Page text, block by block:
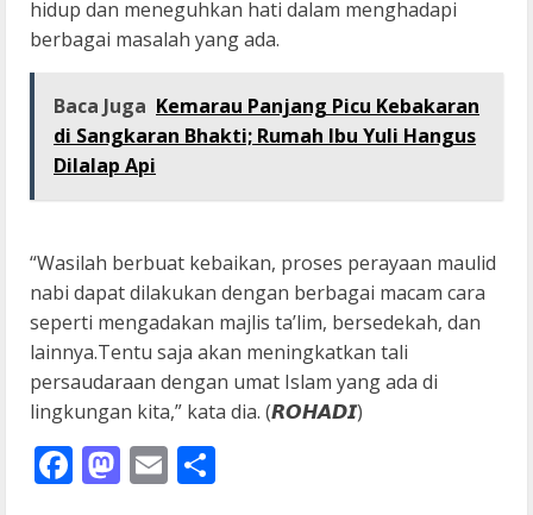
hidup dan meneguhkan hati dalam menghadapi
berbagai masalah yang ada.
Baca Juga Kemarau Panjang Picu Kebakaran
di Sangkaran Bhakti; Rumah Ibu Yuli Hangus
Dilalap Api
“Wasilah berbuat kebaikan, proses perayaan maulid
nabi dapat dilakukan dengan berbagai macam cara
seperti mengadakan majlis ta’lim, bersedekah, dan
lainnya.Tentu saja akan meningkatkan tali
persaudaraan dengan umat Islam yang ada di
lingkungan kita,” kata dia. (𝙍𝙊𝙃𝘼𝘿𝙄)
Facebook
Mastodon
Email